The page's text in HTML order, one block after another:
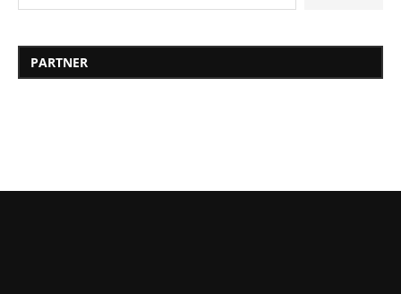
PARTNER